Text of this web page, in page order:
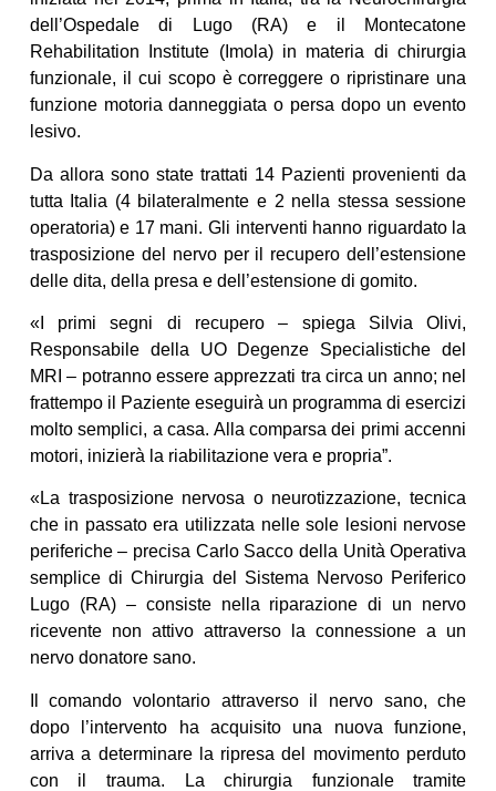
dell’Ospedale di Lugo (RA) e il Montecatone
Rehabilitation Institute (Imola) in materia di chirurgia
funzionale, il cui scopo è correggere o ripristinare una
funzione motoria danneggiata o persa dopo un evento
lesivo.
Da allora sono state trattati 14 Pazienti provenienti da
tutta Italia (4 bilateralmente e 2 nella stessa sessione
operatoria) e 17 mani. Gli interventi hanno riguardato la
trasposizione del nervo per il recupero dell’estensione
delle dita, della presa e dell’estensione di gomito.
«I primi segni di recupero – spiega Silvia Olivi,
Responsabile della UO Degenze Specialistiche del
MRI – potranno essere apprezzati tra circa un anno; nel
frattempo il Paziente eseguirà un programma di esercizi
molto semplici, a casa. Alla comparsa dei primi accenni
motori, inizierà la riabilitazione vera e propria”.
«La trasposizione nervosa o neurotizzazione, tecnica
che in passato era utilizzata nelle sole lesioni nervose
periferiche – precisa Carlo Sacco della Unità Operativa
semplice di Chirurgia del Sistema Nervoso Periferico
Lugo (RA) – consiste nella riparazione di un nervo
ricevente non attivo attraverso la connessione a un
nervo donatore sano.
Il comando volontario attraverso il nervo sano, che
dopo l’intervento ha acquisito una nuova funzione,
arriva a determinare la ripresa del movimento perduto
con il trauma. La chirurgia funzionale tramite